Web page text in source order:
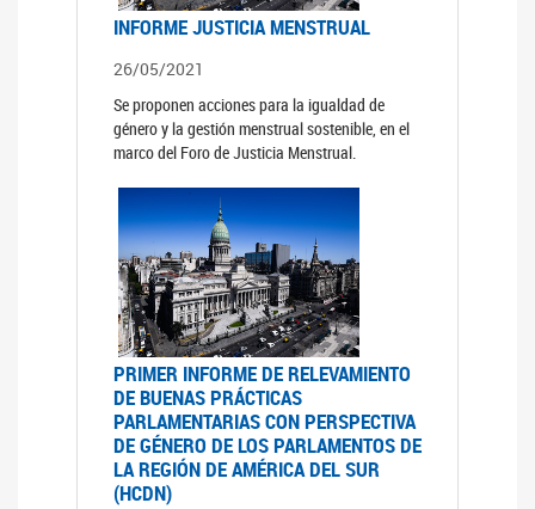
INFORME JUSTICIA MENSTRUAL
26/05/2021
Se proponen acciones para la igualdad de
género y la gestión menstrual sostenible, en el
marco del Foro de Justicia Menstrual.
PRIMER INFORME DE RELEVAMIENTO
DE BUENAS PRÁCTICAS
PARLAMENTARIAS CON PERSPECTIVA
DE GÉNERO DE LOS PARLAMENTOS DE
LA REGIÓN DE AMÉRICA DEL SUR
(HCDN)